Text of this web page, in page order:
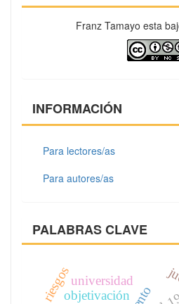
Franz Tamayo esta
INFORMACIÓN
Para lectores/as
Para autores/as
PALABRAS CLAVE
objetivación
riesgosuniversidad